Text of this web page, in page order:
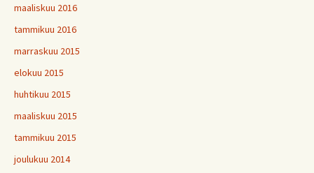
maaliskuu 2016
tammikuu 2016
marraskuu 2015
elokuu 2015
huhtikuu 2015
maaliskuu 2015
tammikuu 2015
joulukuu 2014